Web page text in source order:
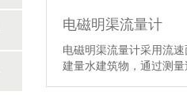
电磁明渠流量计
电磁明渠流量计采用流
建量水建筑物，通过测